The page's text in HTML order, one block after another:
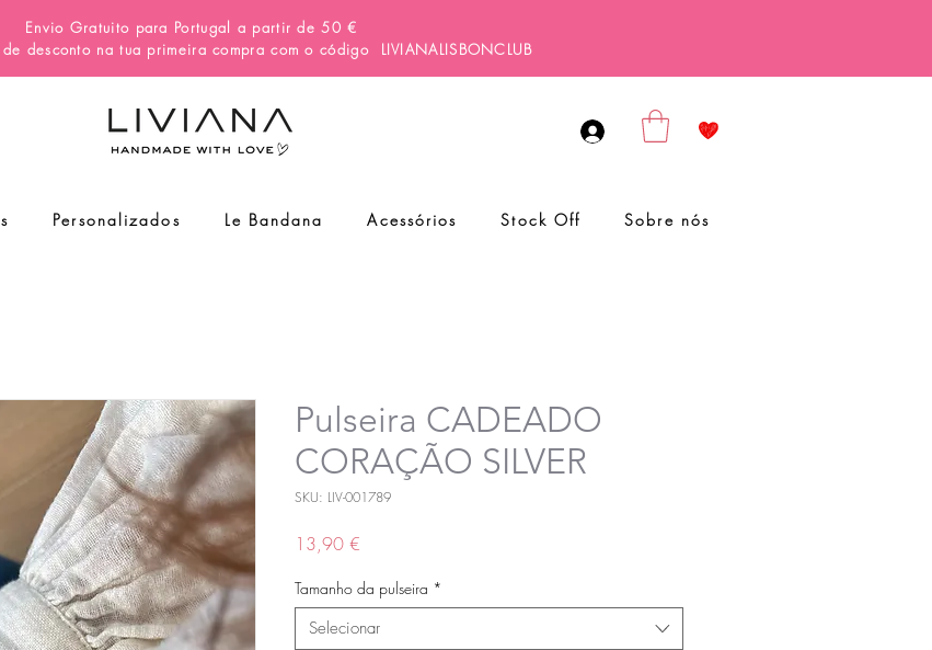
Envio Gratuito para Portugal a partir de 50 €
desconto na tua primeira compra com o código
LIVIANALISBONCLUB
Personalizados Le Bandana Acessórios Stock Off Sobre nós
Pulseira CADEADO
CORAÇÃO SILVER
SKU: LIV-001789
13,90 €
Tamanho da pulseira *
Selecionar